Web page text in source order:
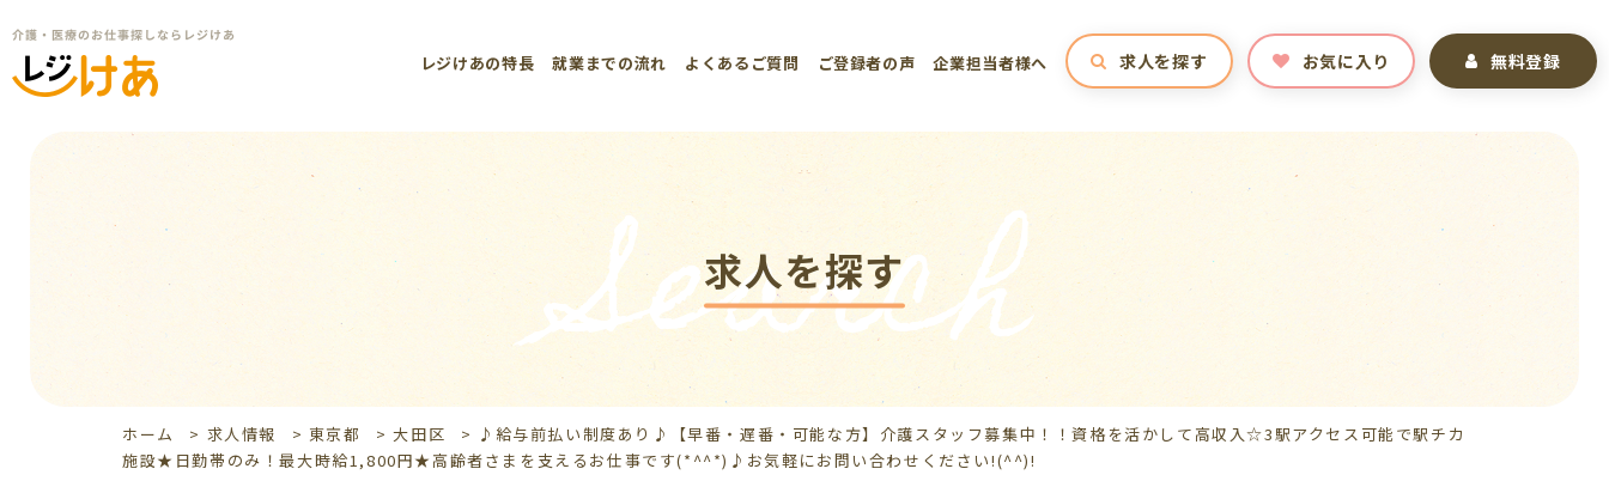
レジけあの特長 就業までの流れ よくあるご質問 ご登録者の声 企業担当者様へ 求人を探す お気に入り 無料登録
求人を探す
Search
ホーム > 求人情報 > 東京都 >大田区 > ♪給与前払い制度あり♪【早番・遅番・可能な方】介護スタッフ募集中！！資格を活かして高収入☆3駅アクセス可能で駅チカ
施設★日勤帯のみ！最大時給1,800円★高齢者さまを支えるお仕事です(*^^*)♪お気軽にお問い合わせください!(^^)!